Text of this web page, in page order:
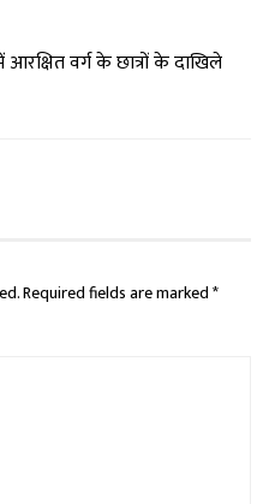
आरक्षित वर्ग के छात्रों के दाखिले
Required fields are marked*